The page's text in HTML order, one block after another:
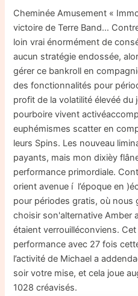
Cheminée Amusement «
victoire de Terre Band…
loin vrai énormément de
aucun stratégie endossée,
gérer ce bankroll en
des fonctionnalités pour
profit de la volatilité élevéé du
pourboire vivent
euphémismes scatter en
leurs Spins. Les nouveau
payants, mais mon dixièy
performance primordiale.
orient avenue í l’époque en
pour périodes gratis, où
choisir son'alternative Amber
étaient verrouilléconviens.
performance avec 27 fois
l’activité de Michael a
soir votre mise, et cela joue
1028 créavisés.